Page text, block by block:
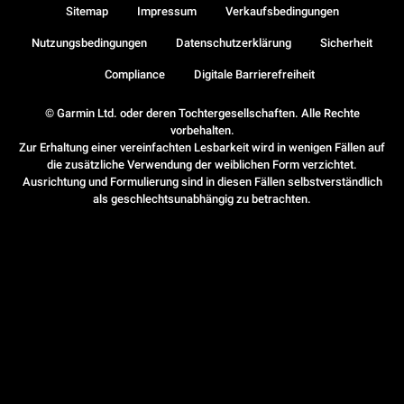
© Garmin Ltd. oder deren Tochtergesellschaften. Alle Rechte
vorbehalten.
Zur Erhaltung einer vereinfachten Lesbarkeit wird in wenigen Fällen auf
die zusätzliche Verwendung der weiblichen Form verzichtet.
Ausrichtung und Formulierung sind in diesen Fällen selbstverständlich
als geschlechtsunabhängig zu betrachten.
Sitemap Impressum Verkaufsbedingungen
Nutzungsbedingungen Datenschutzerklärung Sicherheit
Compliance Digitale Barrierefreiheit